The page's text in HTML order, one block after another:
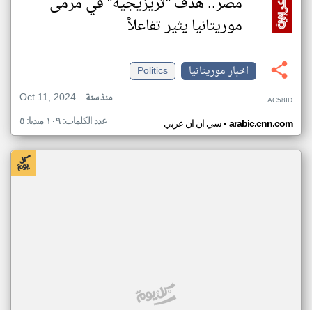
موريتانيا يثير تفاعلاً
اخبار موريتانيا
Politics
Oct 11, 2024
منذ سنة AC58ID
سي ان ان عربي• arabic.cnn.com عدد الكلمات: ١٠٩ ميديا: ٥